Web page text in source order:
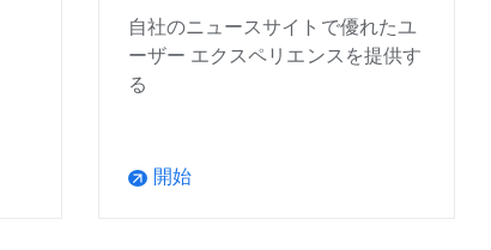
自社のニュースサイトで優れたユ
ーザー エクスペリエンスを提供す
る
arrow_outward 開始